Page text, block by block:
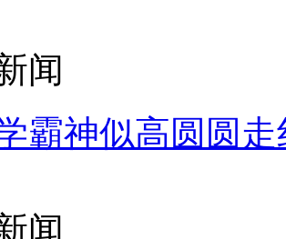
闻
霸神似高圆圆走
闻